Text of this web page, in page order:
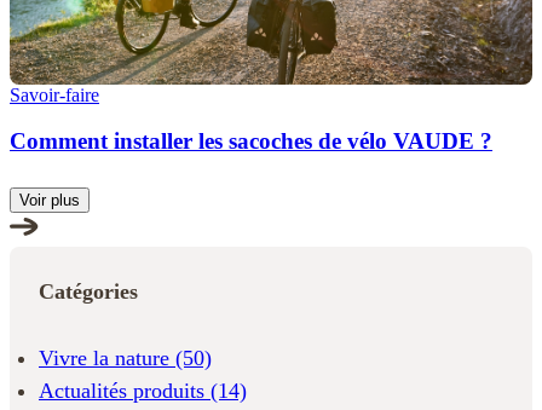
Savoir-faire
Comment installer les sacoches de vélo VAUDE ?
Voir plus
Catégories
Vivre la nature (50)
Actualités produits (14)